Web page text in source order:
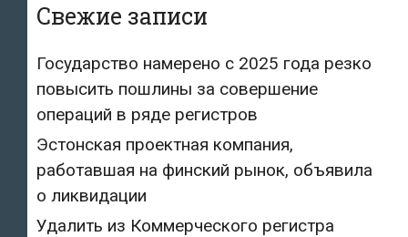
Свежие записи
Государство намерено с 2025 года резко
повысить пошлины за совершение
операций в ряде регистров
Эстонская проектная компания,
работавшая на финский рынок, объявила
о ликвидации
Удалить из Коммерческого регистра